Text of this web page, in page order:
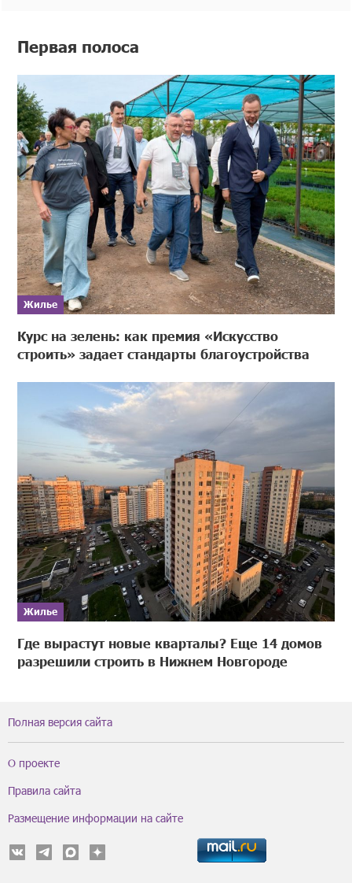
Первая полоса
Жилье
Курс на зелень: как премия «Искусство
строить» задает стандарты благоустройства
Жилье
Где вырастут новые кварталы? Еще 14 домов
разрешили строить в Нижнем Новгороде
Полная версия сайта
О проекте
Правила сайта
Размещение информации на сайте